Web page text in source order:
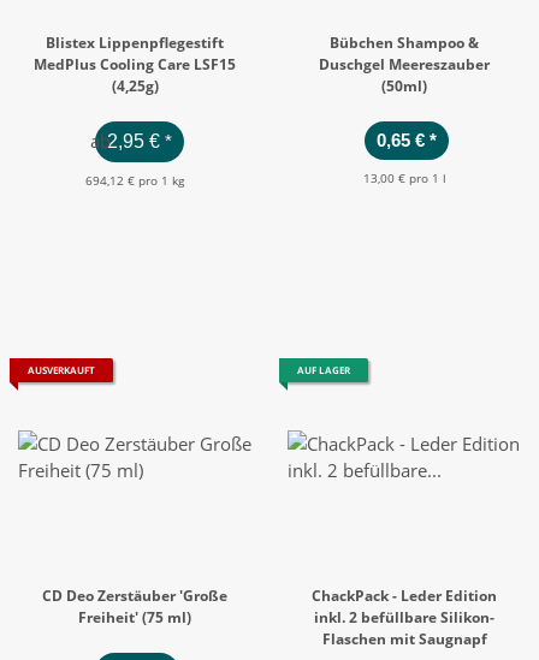
Blistex Lippenpflegestift
MedPlus Cooling Care LSF15
(4,25g)
ab2,95 €*
694,12 € pro 1 kg
Bübchen Shampoo &
Duschgel Meereszauber
(50ml)
0,65 €*
13,00 € pro 1 l
AUSVERKAUFT
CD Deo Zerstäuber 'Große
Freiheit' (75 ml)
AUF LAGER
ChackPack - Leder Edition
inkl. 2 befüllbare Silikon-
Flaschen mit Saugnapf